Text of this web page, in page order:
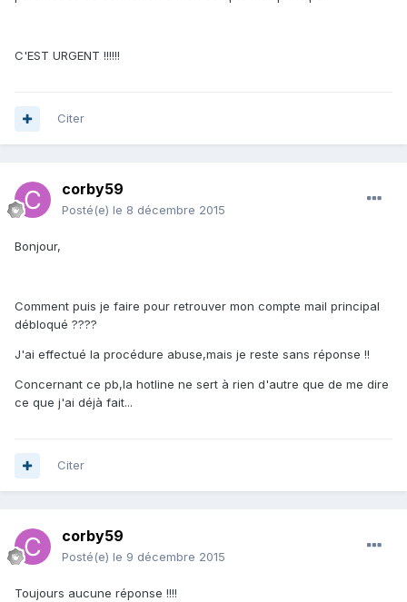
C'EST URGENT !!!!!!
Citer
corby59
Posté(e) le 8 décembre 2015
Bonjour,
Comment puis je faire pour retrouver mon compte mail principal
débloqué ????
J'ai effectué la procédure abuse,mais je reste sans réponse !!
Concernant ce pb,la hotline ne sert à rien d'autre que de me dire
ce que j'ai déjà fait...
Citer
corby59
Posté(e) le 9 décembre 2015
Toujours aucune réponse !!!!